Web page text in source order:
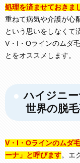
処理を済ませておきま
重ねて病気や介護が心
という思いをしなくて
V・I・Oラインのムダ
とをオススメします。
ハイジニ
世界の脱
V・I・Oラインのムダ
ーナ」と呼びます。エ